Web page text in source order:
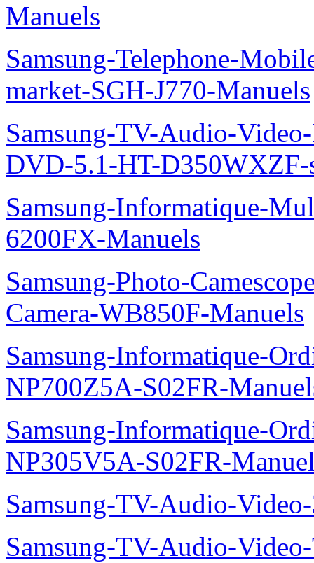
Manuels
Samsung-Telephone-
market-SGH-J770-Manuels
Samsung-TV-Audio-
DVD-5.1-HT-D350WXZF-
Samsung-Informatique-
6200FX-Manuels
Samsung-Photo-
Camera-WB850F-Manuels
Samsung-Informatique-
NP700Z5A-S02FR-
Samsung-Informatique-
NP305V5A-S02FR-
Samsung-TV-Audio-
Samsung-TV-Audio-